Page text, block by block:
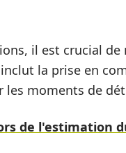
il est crucial de
la prise en
les moments de
de l'estimation